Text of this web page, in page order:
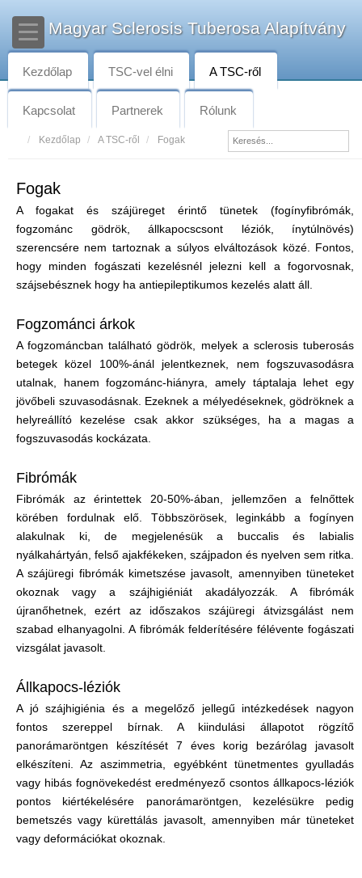
Magyar Sclerosis Tuberosa Alapítvány
Kezdőlap TSC-vel élni A TSC-ről
Kapcsolat Partnerek Rólunk
Kezdőlap A TSC-ről Fogak
Fogak
A fogakat és szájüreget érintő tünetek (fogínyfibrómák,
fogzománc gödrök, állkapocscsont léziók, ínytúlnövés)
szerencsére nem tartoznak a súlyos elváltozások közé. Fontos,
hogy minden fogászati kezelésnél jelezni kell a fogorvosnak,
szájsebésznek hogy ha antiepileptikumos kezelés alatt áll.
Fogzománci árkok
A fogzománcban található gödrök, melyek a sclerosis tuberosás
betegek közel 100%-ánál jelentkeznek, nem fogszuvasodásra
utalnak, hanem fogzománc-hiányra, amely táptalaja lehet egy
jövőbeli szuvasodásnak. Ezeknek a mélyedéseknek, gödröknek a
helyreállító kezelése csak akkor szükséges, ha a magas a
fogszuvasodás kockázata.
Fibrómák
Fibrómák az érintettek 20-50%-ában, jellemzően a felnőttek
körében fordulnak elő. Többszörösek, leginkább a fogínyen
alakulnak ki, de megjelenésük a buccalis és labialis
nyálkahártyán, felső ajakfékeken, szájpadon és nyelven sem ritka.
A szájüregi fibrómák kimetszése javasolt, amennyiben tüneteket
okoznak vagy a szájhigiéniát akadályozzák. A fibrómák
újranőhetnek, ezért az időszakos szájüregi átvizsgálást nem
szabad elhanyagolni. A fibrómák felderítésére félévente fogászati
vizsgálat javasolt.
Állkapocs-léziók
A jó szájhigiénia és a megelőző jellegű intézkedések nagyon
fontos szereppel bírnak. A kiindulási állapotot rögzítő
panorámaröntgen készítését 7 éves korig bezárólag javasolt
elkészíteni. Az aszimmetria, egyébként tünetmentes gyulladás
vagy hibás fognövekedést eredményező csontos állkapocs-léziók
pontos kiértékelésére panorámaröntgen, kezelésükre pedig
bemetszés vagy kürettálás javasolt, amennyiben már tüneteket
vagy deformációkat okoznak.